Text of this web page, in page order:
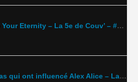
La fin de To Your Eternity – La 5e de Couv’ – #5DC – Saison 11 épisode 41
Les 7 mangas qui ont influencé Alex Alice – La 5e de Couv’ – #5DC – Saison 11 épisode 40